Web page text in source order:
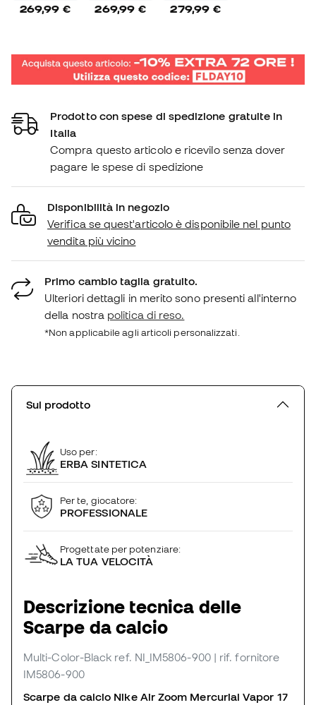
269,99 € 269,99 € 279,99 €
Prodotto con spese di spedizione gratuite in
Italia
Compra questo articolo e ricevilo senza dover
pagare le spese di spedizione
Disponibilità in negozio
Verifica se quest'articolo è disponibile nel punto
vendita più vicino
Primo cambio taglia gratuito.
Ulteriori dettagli in merito sono presenti all'interno
della nostra politica di reso.
*Non applicabile agli articoli personalizzati.
Sul prodotto
Uso per:
ERBA SINTETICA
Per te, giocatore:
PROFESSIONALE
Progettate per potenziare:
LA TUA VELOCITÀ
Descrizione tecnica delle
Scarpe da calcio
Multi-Color-Black ref. NI_IM5806-900 | rif. fornitore
IM5806-900
Scarpe da calcio Nike Air Zoom Mercurial Vapor 17